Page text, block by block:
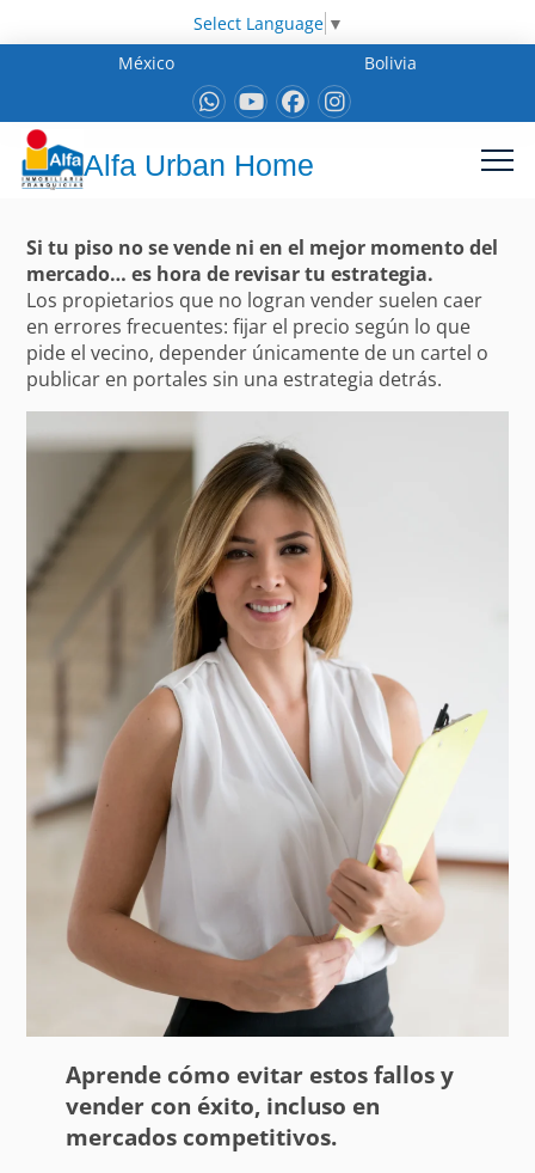
Select Language ▼
México
Bolivia
Alfa Urban Home
Si tu piso no se vende ni en el mejor momento del
mercado… es hora de revisar tu estrategia.
Los propietarios que no logran vender suelen caer
en errores frecuentes: fijar el precio según lo que
pide el vecino, depender únicamente de un cartel o
publicar en portales sin una estrategia detrás.
Aprende cómo evitar estos fallos y
vender con éxito, incluso en
mercados competitivos.